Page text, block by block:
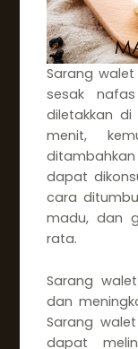
Sarang
sesak
diletakkan
menit,
dapat
cara
madu, dan
rata.
Sarang
dan
Sarang
dapat